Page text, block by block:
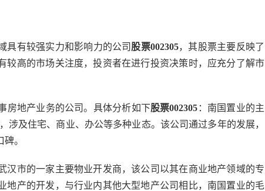
具有较强实力和影响力的公司 股票002305，其股票主要反映了
较高的市场关注度，投资者在进行投资决策时，应充分了解市
房地产业务的公司。具体分析如下股票002305 ：南国置业的主
涉及住宅、商业、办公等多种业态。该公司通过多年的发展，
。
汉市的一家主要物业开发商，该公司以其在商业地产领域的专
地产的开发，与行业内其他大型地产公司相比，南国置业的毛